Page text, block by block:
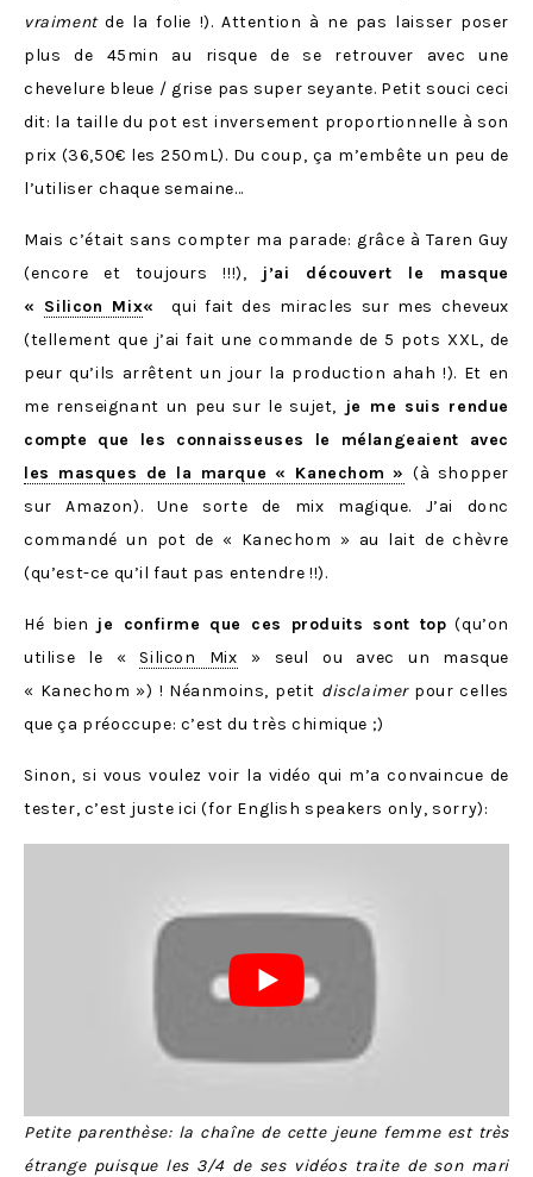
vraimentde la folie !). Attention à ne pas laisser poser
plus de 45min au risque de se retrouver avec une
chevelure bleue / grise pas super seyante. Petit souci ceci
dit: la taille du pot est inversement proportionnelle à son
prix (36,50€ les 250mL). Du coup, ça m’embête un peu de
l’utiliser chaque semaine…
Mais c’était sans compter ma parade: grâce à Taren Guy
(encore et toujours !!!),
j’ai découvert le masque
« Silicon Mix«
qui fait des miracles sur mes cheveux
(tellement que j’ai fait une commande de 5 pots XXL, de
peur qu’ils arrêtent un jour la production ahah !). Et en
me renseignant un peu sur le sujet, je me suis rendue
compte que les connaisseuses le mélangeaient avec
les masques de la marque « Kanechom » (à shopper
sur Amazon). Une sorte de mix magique. J’ai donc
commandé un pot de « Kanechom » au lait de chèvre
(qu’est-ce qu’il faut pas entendre !!).
Hé bien je confirme que ces produits sont top (qu’on
utilise le « Silicon Mix » seul ou avec un masque
« Kanechom ») ! Néanmoins, petit disclaimerpour celles
que ça préoccupe: c’est du très chimique ;)
Sinon, si vous voulez voir la vidéo qui m’a convaincue de
tester, c’est juste ici (for English speakers only, sorry):
Petite parenthèse: la chaîne de cette jeune femme est très
étrange puisque les 3/4 de ses vidéos traite de son mari